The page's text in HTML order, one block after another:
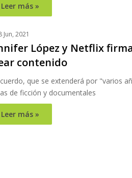
Leer más »
Jun, 2021
López y Netflix
contenido
que se extenderá por "varios
de ficción y documentales
Leer más »